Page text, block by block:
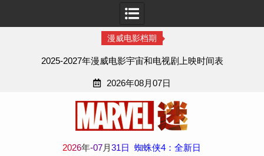
漫威电影档期
2025-2027年漫威电影宇宙和电视剧上映时间表
2026年08月07日
2026年-07月31日
蜘蛛侠4：全新日